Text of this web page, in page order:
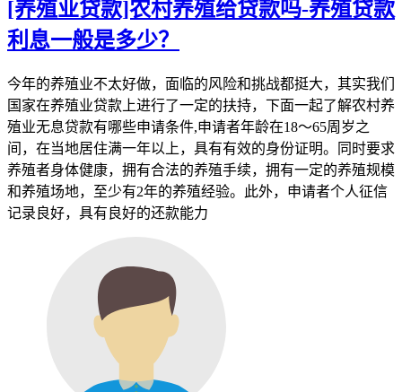
[养殖业贷款]农村养殖给贷款吗-养殖贷款
利息一般是多少？
今年的养殖业不太好做，面临的风险和挑战都挺大，其实我们
国家在养殖业贷款上进行了一定的扶持，下面一起了解农村养
殖业无息贷款有哪些申请条件,申请者年龄在18～65周岁之
间，在当地居住满一年以上，具有有效的身份证明。同时要求
养殖者身体健康，拥有合法的养殖手续，拥有一定的养殖规模
和养殖场地，至少有2年的养殖经验。此外，申请者个人征信
记录良好，具有良好的还款能力